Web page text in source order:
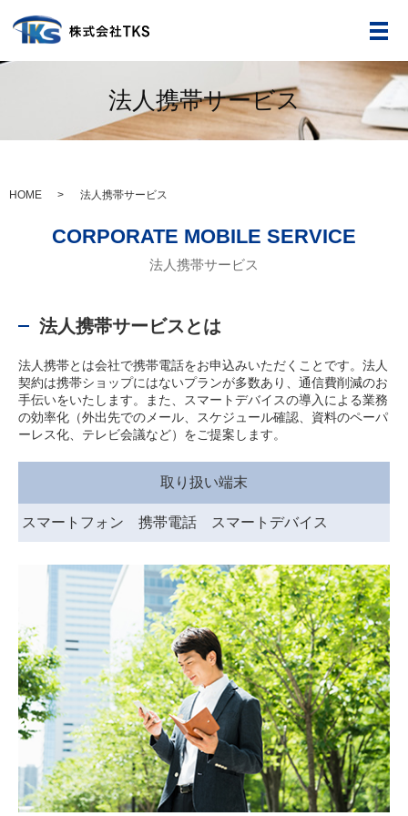
メ
法人携帯サービス
HOME 法人携帯サービス
CORPORATE MOBILE SERVICE
法人携帯サービス
法人携帯サービスとは
法人携帯とは会社で携帯電話をお申込みいただくことです。法人
契約は携帯ショップにはないプランが多数あり、通信費削減のお
手伝いをいたします。また、スマートデバイスの導入による業務
の効率化（外出先でのメール、スケジュール確認、資料のペーパ
ーレス化、テレビ会議など）をご提案します。
取り扱い端末
スマートフォン 携帯電話 スマートデバイス